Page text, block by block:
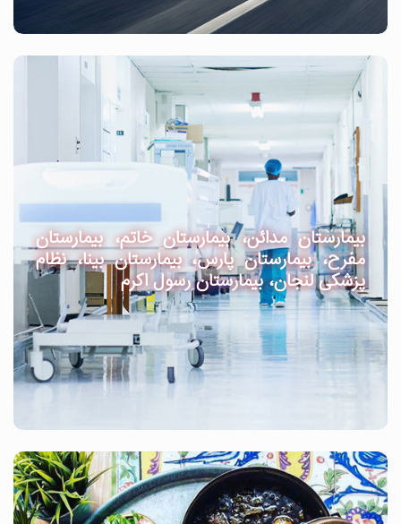
بیمارستان مدائن، بیمارستان خاتم، بیمارستان
مفرح، بیمارستان پارس، بیمارستان بینا، نظام
پزشکی لنجان، بیمارستان رسول اکرم